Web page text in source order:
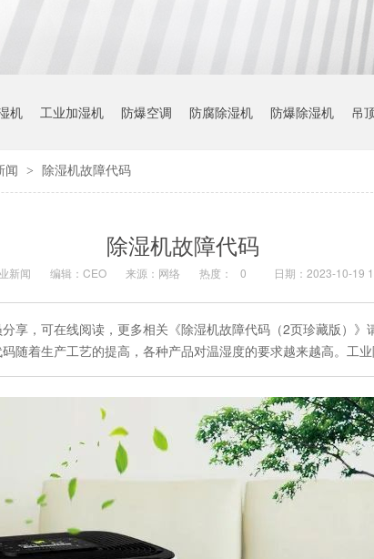
机 工业加湿机 防爆空调 防腐除湿机 防爆除湿机 吊
闻 > 除湿机故障代码
除湿机故障代码
新闻 编辑：CEO 来源：网络 热度： 0 日期：2023-10-19
分享，可在线阅读，更多相关《除湿机故障代码（2页珍藏版）
随着生产工艺的提高，各种产品对温湿度的要求越来越高。工